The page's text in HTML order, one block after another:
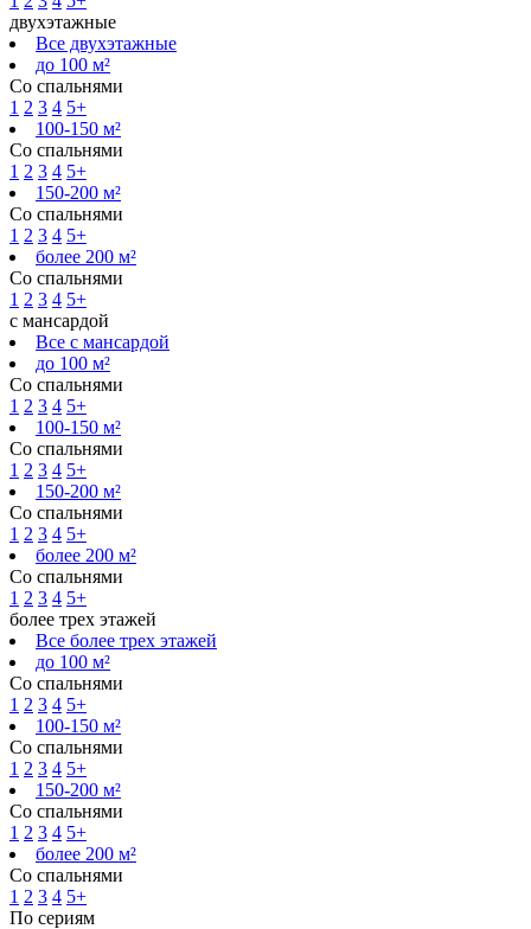
двухэтажные
Все двухэтажные
до 100 м²
Со спальнями
1 2 3 4 5+
100-150 м²
Со спальнями
1 2 3 4 5+
150-200 м²
Со спальнями
1 2 3 4 5+
более 200 м²
Со спальнями
1 2 3 4 5+
с мансардой
Все с мансардой
до 100 м²
Со спальнями
1 2 3 4 5+
100-150 м²
Со спальнями
1 2 3 4 5+
150-200 м²
Со спальнями
1 2 3 4 5+
более 200 м²
Со спальнями
1 2 3 4 5+
более трех этажей
Все более трех этажей
до 100 м²
Со спальнями
1 2 3 4 5+
100-150 м²
Со спальнями
1 2 3 4 5+
150-200 м²
Со спальнями
1 2 3 4 5+
более 200 м²
Со спальнями
1 2 3 4 5+
По сериям